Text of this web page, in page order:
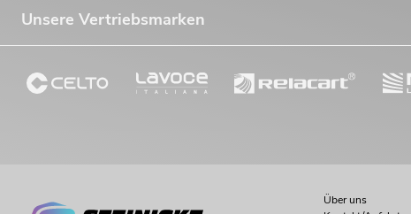
Unsere Vertriebsmarken
Über uns